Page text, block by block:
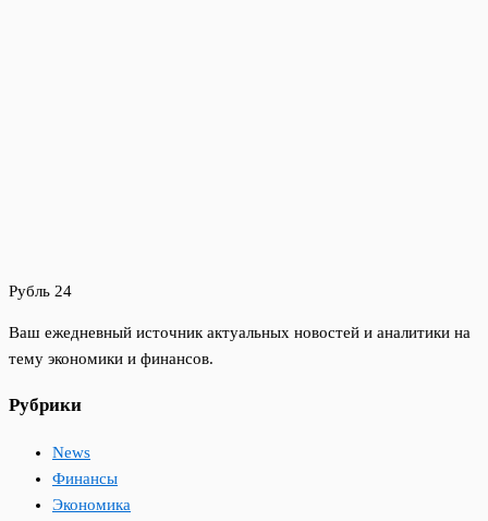
Рубль 24
Ваш ежедневный источник актуальных новостей и аналитики на
тему экономики и финансов.
Рубрики
News
Финансы
Экономика